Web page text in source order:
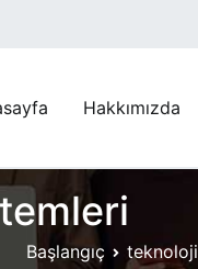
Hakkımızda
Başlangıç teknoloji